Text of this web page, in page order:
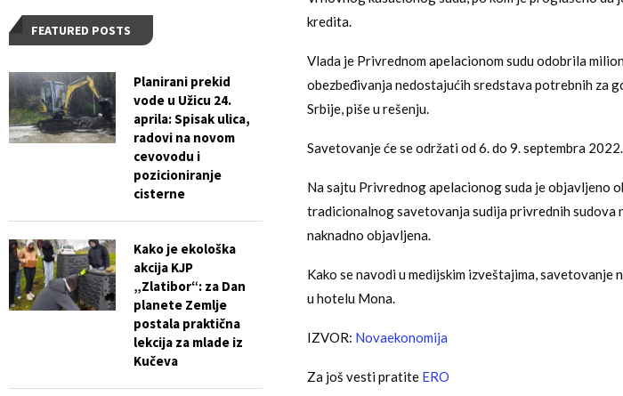
kredita.
Vlada je Privrednom apelacionom sudu odobrila
obezbeđivanja nedostajućih sredstava potrebnih za
Srbije, piše u rešenju.
Savetovanje će se održati od 6. do 9. septembra
Na sajtu Privrednog apelacionog suda je objavljeno
tradicionalnog savetovanja sudija privrednih sudova
naknadno objavljena.
Kako se navodi u medijskim izveštajima, savetovanje
u hotelu Mona.
IZVOR: Novaekonomija
Za još vesti pratite ERO
FEATURED POSTS
Planirani prekid
vode u Užicu 24.
aprila: Spisak ulica,
radovi na novom
cevovodu i
pozicioniranje
cisterne
Kako je ekološka
akcija KJP
„Zlatibor“: za Dan
planete Zemlje
postala praktična
lekcija za mlade iz
Kučeva